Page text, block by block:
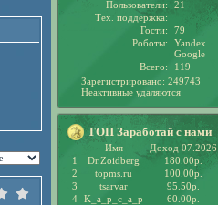
Пользователи:
21
Тех. поддержка:
Гости:
79
Роботы:
Yandex
Google
Всего:
119
Зарегистрировано: 249743
Неактивные удаляются
ТОП Заработай с нами
Имя
Доход 07.2026
1
Dr.Zoidberg
180.00р.
2
topms.ru
100.00р.
3
tsarvar
95.50р.
4 K_a_p_c_a_p
60.00р.